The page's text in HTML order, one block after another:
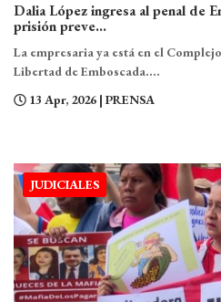
Dalia López ingresa al penal de
prisión preve...
La empresaria ya está en el
Libertad de Emboscada....
13 Apr, 2026 | PRENSA
JUDICIALES